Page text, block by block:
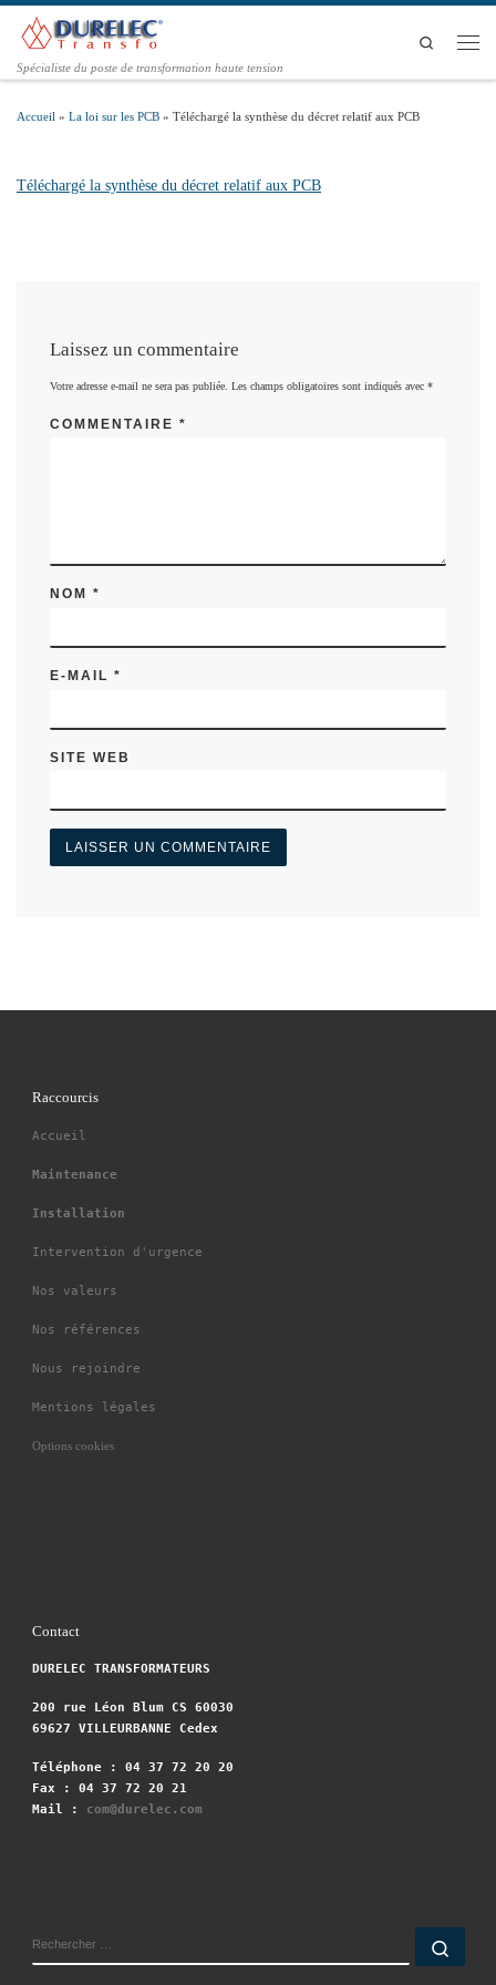
Passer au contenu
Spécialiste du poste de transformation haute tension
Search
Accueil » La loi sur les PCB » Téléchargé la synthèse du décret relatif aux PCB
Téléchargé la synthèse du décret relatif aux PCB
Laissez un commentaire
Votre adresse e-mail ne sera pas publiée. Les champs obligatoires sont indiqués avec *
COMMENTAIRE *
NOM *
E-MAIL *
SITE WEB
Raccourcis
Accueil
Maintenance
Installation
Intervention d'urgence
Nos valeurs
Nos références
Nous rejoindre
Mentions légales
Options cookies
Contact
DURELEC TRANSFORMATEURS
200 rue Léon Blum CS 60030
69627 VILLEURBANNE Cedex
Téléphone : 04 37 72 20 20
Fax : 04 37 72 20 21
Mail :
com@durelec.com
RECHERCHER